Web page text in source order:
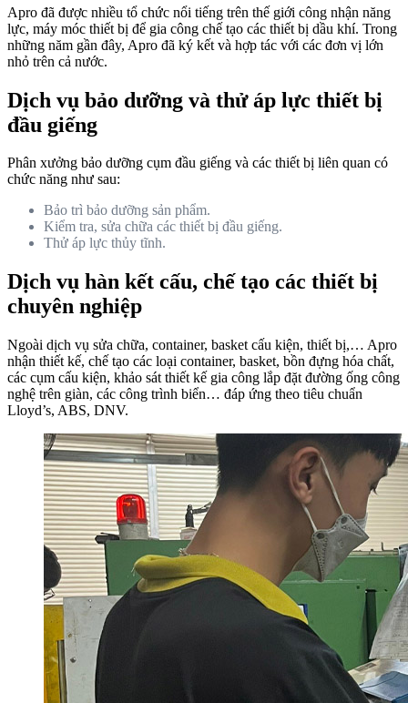
Apro đã được nhiều tổ chức nổi tiếng trên thế giới công nhận năng
lực, máy móc thiết bị để gia công chế tạo các thiết bị dầu khí. Trong
những năm gần đây, Apro đã ký kết và hợp tác với các đơn vị lớn
nhỏ trên cả nước.
Dịch vụ bảo dưỡng và thử áp lực thiết bị
đầu giếng
Phân xưởng bảo dưỡng cụm đầu giếng và các thiết bị liên quan có
chức năng như sau:
Bảo trì bảo dưỡng sản phẩm.
Kiểm tra, sửa chữa các thiết bị đầu giếng.
Thử áp lực thủy tĩnh.
Dịch vụ hàn kết cấu, chế tạo các thiết bị
chuyên nghiệp
Ngoài dịch vụ sửa chữa, container, basket cấu kiện, thiết bị,… Apro
nhận thiết kế, chế tạo các loại container, basket, bồn đựng hóa chất,
các cụm cấu kiện, khảo sát thiết kế gia công lắp đặt đường ống công
nghệ trên giàn, các công trình biển… đáp ứng theo tiêu chuẩn
Lloyd’s, ABS, DNV.